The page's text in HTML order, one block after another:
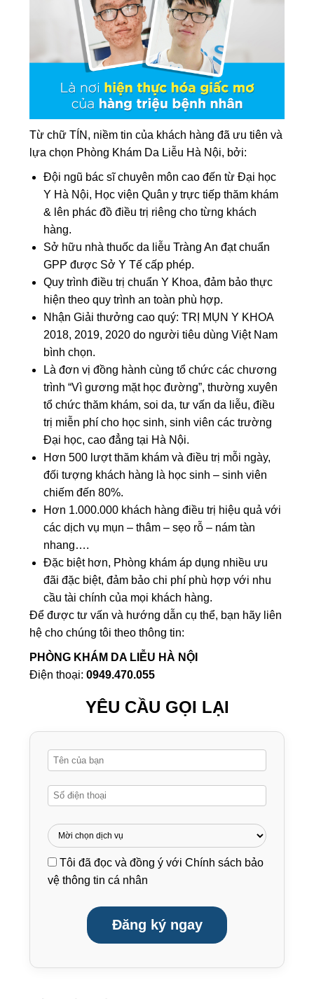
Từ chữ TÍN, niềm tin của khách hàng đã ưu tiên và
lựa chọn Phòng Khám Da Liễu Hà Nội, bởi:
Đội ngũ bác sĩ chuyên môn cao đến từ Đại học
Y Hà Nội, Học viện Quân y trực tiếp thăm khám
& lên phác đồ điều trị riêng cho từng khách
hàng.
Sở hữu nhà thuốc da liễu Tràng An đạt chuẩn
GPP được Sở Y Tế cấp phép.
Quy trình điều trị chuẩn Y Khoa, đảm bảo thực
hiện theo quy trình an toàn phù hợp.
Nhận Giải thưởng cao quý: TRỊ MỤN Y KHOA
2018, 2019, 2020 do người tiêu dùng Việt Nam
bình chọn.
Là đơn vị đồng hành cùng tổ chức các chương
trình “Vì gương mặt học đường”, thường xuyên
tổ chức thăm khám, soi da, tư vấn da liễu, điều
trị miễn phí cho học sinh, sinh viên các trường
Đại học, cao đẳng tại Hà Nội.
Hơn 500 lượt thăm khám và điều trị mỗi ngày,
đối tượng khách hàng là học sinh – sinh viên
chiếm đến 80%.
Hơn 1.000.000 khách hàng điều trị hiệu quả với
các dịch vụ mụn – thâm – sẹo rỗ – nám tàn
nhang….
Đặc biệt hơn, Phòng khám áp dụng nhiều ưu
đãi đặc biệt, đảm bảo chi phí phù hợp với nhu
cầu tài chính của mọi khách hàng.
Để được tư vấn và hướng dẫn cụ thể, bạn hãy liên
hệ cho chúng tôi theo thông tin:
PHÒNG KHÁM DA LIỄU HÀ NỘI
Điện thoại: 0949.470.055
YÊU CẦU GỌI LẠI
Tôi đã đọc và đồng ý vớiChính sách bảo
vệ thông tin cá nhân
Đăng ký ngay